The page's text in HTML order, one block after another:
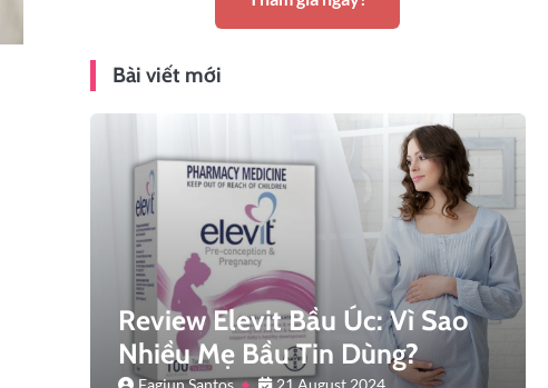
Bài viết mới
Review Elevit Bầu Úc: Vì Sao
Nhiều Mẹ Bầu Tin Dùng?